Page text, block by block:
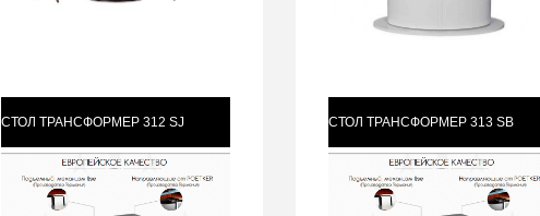
СТОЛ ТРАНСФОРМЕР 312 SJ СТОЛ ТРАНСФОРМЕР 313 SB